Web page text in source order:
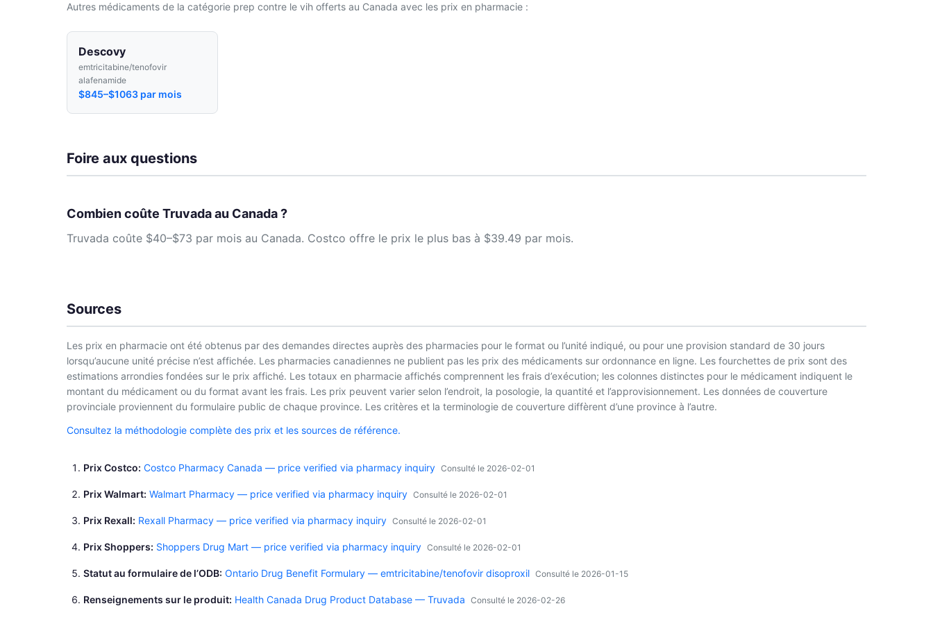
Autres médicaments de la catégorie prep contre le vih offerts au Canada avec les prix en pharmacie :
Descovy
emtricitabine/tenofovir
alafenamide
$845–$1063 par mois
Foire aux questions
Combien coûte Truvada au Canada ?
Truvada coûte $40–$73 par mois au Canada. Costco offre le prix le plus bas à $39.49 par mois.
Sources
Les prix en pharmacie ont été obtenus par des demandes directes auprès des pharmacies pour le format ou l’unité indiqué, ou pour une provision standard de 30 jours
lorsqu’aucune unité précise n’est affichée. Les pharmacies canadiennes ne publient pas les prix des médicaments sur ordonnance en ligne. Les fourchettes de prix sont des
estimations arrondies fondées sur le prix affiché. Les totaux en pharmacie affichés comprennent les frais d’exécution; les colonnes distinctes pour le médicament indiquent le
montant du médicament ou du format avant les frais. Les prix peuvent varier selon l’endroit, la posologie, la quantité et l’approvisionnement. Les données de couverture
provinciale proviennent du formulaire public de chaque province. Les critères et la terminologie de couverture diffèrent d’une province à l’autre.
Consultez la méthodologie complète des prix et les sources de référence.
Prix Costco Costco Pharmacy Canada — price verified via pharmacy inquiry Consulté le 2026-02-01
Prix Walmart Walmart Pharmacy — price verified via pharmacy inquiry Consulté le 2026-02-01
Prix Rexall Rexall Pharmacy — price verified via pharmacy inquiry Consulté le 2026-02-01
Prix Shoppers Shoppers Drug Mart — price verified via pharmacy inquiry Consulté le 2026-02-01
Statut au formulaire de l’ODB Ontario Drug Benefit Formulary — emtricitabine/tenofovir disoproxil Consulté le 2026-01-15
Renseignements sur le produit Health Canada Drug Product Database — Truvada Consulté le 2026-02-26